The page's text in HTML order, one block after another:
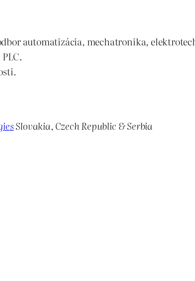
automatizácia, mechatronika,
Slovakia, Czech Republic & Serbia